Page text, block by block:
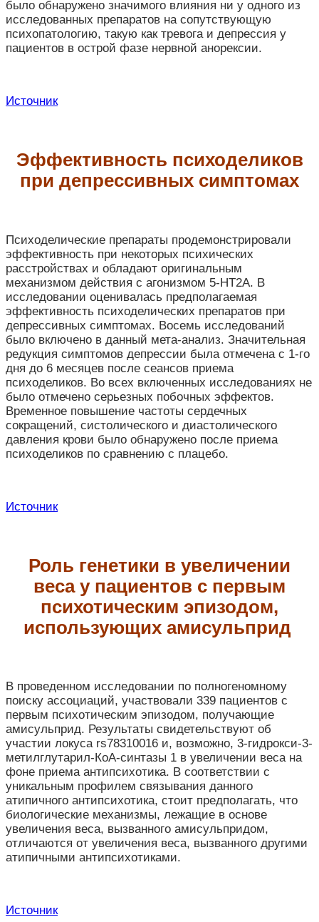
было обнаружено значимого влияния ни у одного из
исследованных препаратов на сопутствующую
психопатологию, такую как тревога и депрессия у
пациентов в острой фазе нервной анорексии.
Источник
Эффективность психоделиков
при депрессивных симптомах
Психоделические препараты продемонстрировали
эффективность при некоторых психических
расстройствах и обладают оригинальным
механизмом действия с агонизмом 5-HT2A. В
исследовании оценивалась предполагаемая
эффективность психоделических препаратов при
депрессивных симптомах. Восемь исследований
было включено в данный мета-анализ. Значительная
редукция симптомов депрессии была отмечена с 1-го
дня до 6 месяцев после сеансов приема
психоделиков. Во всех включенных исследованиях не
было отмечено серьезных побочных эффектов.
Временное повышение частоты сердечных
сокращений, систолического и диастолического
давления крови было обнаружено после приема
психоделиков по сравнению с плацебо.
Источник
Роль генетики в увеличении
веса у пациентов с первым
психотическим эпизодом,
использующих амисульприд
В проведенном исследовании по полногеномному
поиску ассоциаций, участвовали 339 пациентов с
первым психотическим эпизодом, получающие
амисульприд. Результаты свидетельствуют об
участии локуса rs78310016 и, возможно, 3-гидрокси-3-
метилглутарил-КоА-синтазы 1 в увеличении веса на
фоне приема антипсихотика. В соответствии с
уникальным профилем связывания данного
атипичного антипсихотика, стоит предполагать, что
биологические механизмы, лежащие в основе
увеличения веса, вызванного амисульпридом,
отличаются от увеличения веса, вызванного другими
атипичными антипсихотиками.
Источник